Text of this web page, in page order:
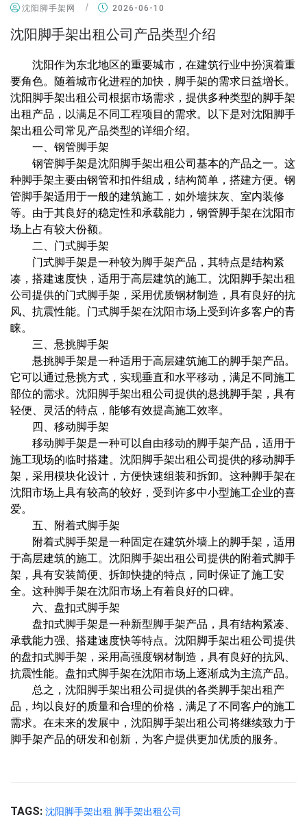
沈阳脚手架网 2026-06-10
沈阳脚手架出租公司产品类型介绍
沈阳作为东北地区的重要城市，在建筑行业中扮演着重
要角色。随着城市化进程的加快，脚手架的需求日益增长。
沈阳脚手架出租公司根据市场需求，提供多种类型的脚手架
出租产品，以满足不同工程项目的需求。以下是对沈阳脚手
架出租公司常见产品类型的详细介绍。
一、钢管脚手架
钢管脚手架是沈阳脚手架出租公司基本的产品之一。这
种脚手架主要由钢管和扣件组成，结构简单，搭建方便。钢
管脚手架适用于一般的建筑施工，如外墙抹灰、室内装修
等。由于其良好的稳定性和承载能力，钢管脚手架在沈阳市
场上占有较大份额。
二、门式脚手架
门式脚手架是一种较为脚手架产品，其特点是结构紧
凑，搭建速度快，适用于高层建筑的施工。沈阳脚手架出租
公司提供的门式脚手架，采用优质钢材制造，具有良好的抗
风、抗震性能。门式脚手架在沈阳市场上受到许多客户的青
睐。
三、悬挑脚手架
悬挑脚手架是一种适用于高层建筑施工的脚手架产品。
它可以通过悬挑方式，实现垂直和水平移动，满足不同施工
部位的需求。沈阳脚手架出租公司提供的悬挑脚手架，具有
轻便、灵活的特点，能够有效提高施工效率。
四、移动脚手架
移动脚手架是一种可以自由移动的脚手架产品，适用于
施工现场的临时搭建。沈阳脚手架出租公司提供的移动脚手
架，采用模块化设计，方便快速组装和拆卸。这种脚手架在
沈阳市场上具有较高的较好，受到许多中小型施工企业的喜
爱。
五、附着式脚手架
附着式脚手架是一种固定在建筑外墙上的脚手架，适用
于高层建筑的施工。沈阳脚手架出租公司提供的附着式脚手
架，具有安装简便、拆卸快捷的特点，同时保证了施工安
全。这种脚手架在沈阳市场上有着良好的口碑。
六、盘扣式脚手架
盘扣式脚手架是一种新型脚手架产品，具有结构紧凑、
承载能力强、搭建速度快等特点。沈阳脚手架出租公司提供
的盘扣式脚手架，采用高强度钢材制造，具有良好的抗风、
抗震性能。盘扣式脚手架在沈阳市场上逐渐成为主流产品。
总之，沈阳脚手架出租公司提供的各类脚手架出租产
品，均以良好的质量和合理的价格，满足了不同客户的施工
需求。在未来的发展中，沈阳脚手架出租公司将继续致力于
脚手架产品的研发和创新，为客户提供更加优质的服务。
TAGS: 沈阳脚手架出租 脚手架出租公司